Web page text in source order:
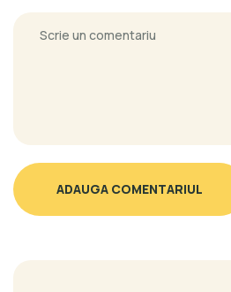
ADAUGA COMENTARIUL